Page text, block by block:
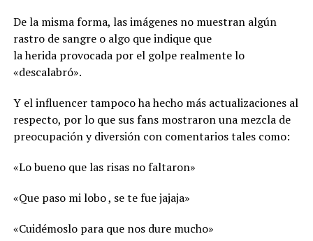
De la misma forma, las imágenes no muestran algún
rastro de sangre o algo que indique que
la herida provocada por el golpe realmente lo
«descalabró».
Y el influencer tampoco ha hecho más actualizaciones al
respecto, por lo que sus fans mostraron una mezcla de
preocupación y diversión con comentarios tales como:
«Lo bueno que las risas no faltaron»
«Que paso mi lobo , se te fue jajaja»
«Cuidémoslo para que nos dure mucho»